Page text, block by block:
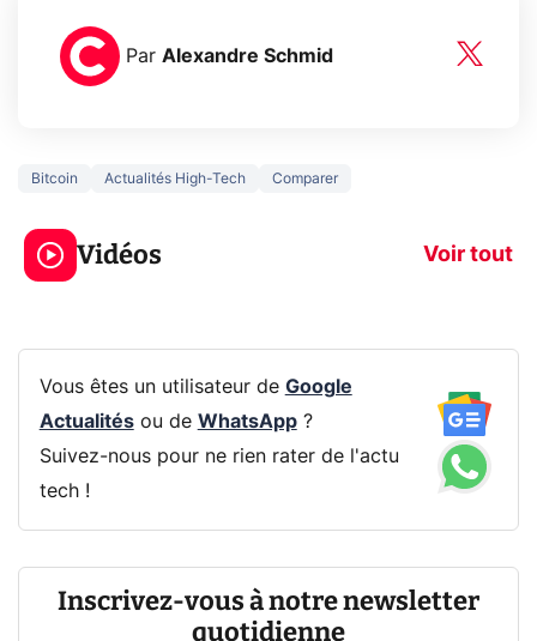
Par Alexandre Schmid
Bitcoin Actualités High-Tech Comparer
Vidéos Voir tout
3 écrans en 1 pour
319€ ? Voici L'AOC
CQ32G4ZA !
prochaine
Vous êtes un utilisateur de Google
Actualitésou de WhatsApp?
Suivez-nous pour ne rien rater de l'actu
tech !
Inscrivez-vous à notre newsletter
quotidienne